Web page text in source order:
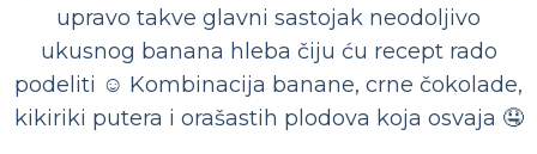
upravo takve glavni sastojak neodoljivo
ukusnog banana hleba čiju ću recept rado
podeliti ☺️ Kombinacija banane, crne čokolade,
kikiriki putera i orašastih plodova koja osvaja 🤤